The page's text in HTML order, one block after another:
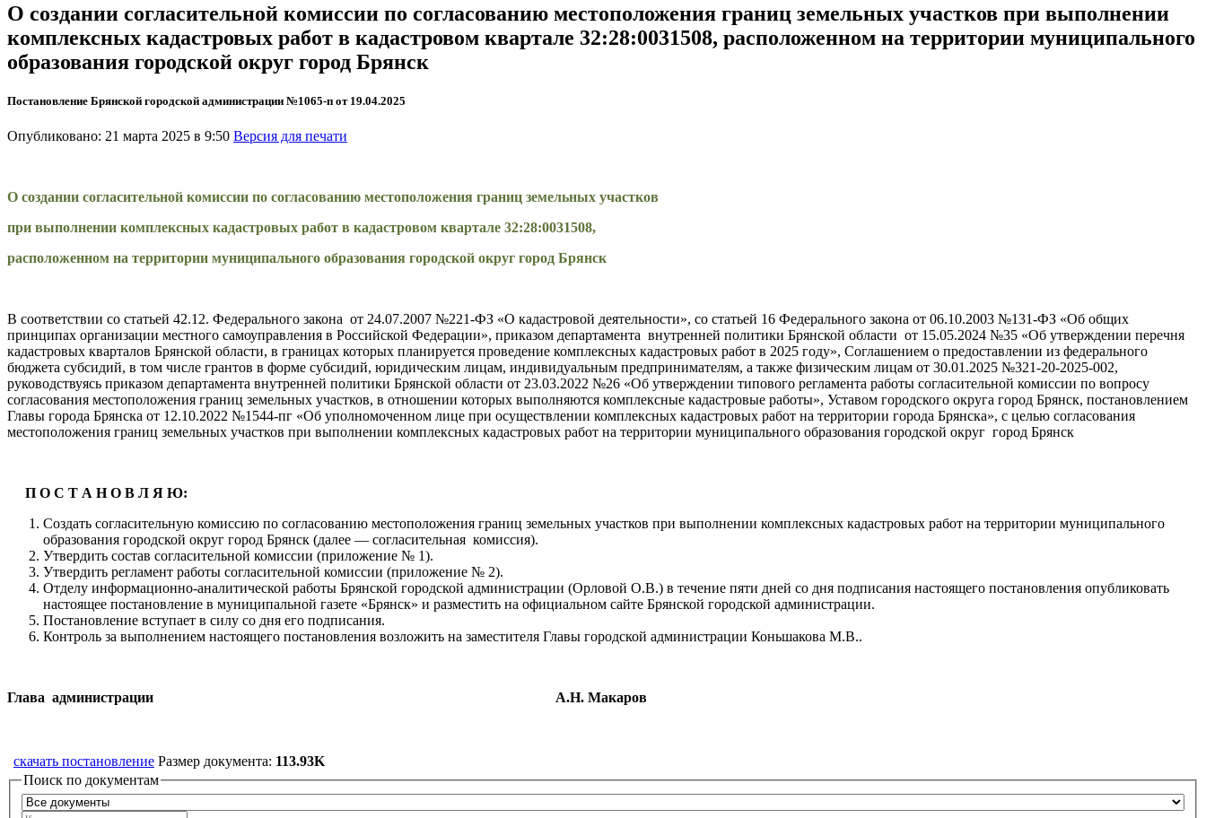
О создании согласительной комиссии по согласованию местоположения границ земельных участков при выполнении
комплексных кадастровых работ в кадастровом квартале 32:28:0031508, расположенном на территории муниципального
образования городской округ город Брянск
Постановление Брянской городской администрации №1065-п от 19.04.2025
Опубликовано: 21 марта 2025 в 9:50 Версия для печати
О создании согласительной комиссии по согласованию местоположения границ земельных участков
при выполнении комплексных кадастровых работ в кадастровом квартале 32:28:0031508,
расположенном на территории муниципального образования городской округ город Брянск
В соответствии со статьей 42.12. Федерального закона от 24.07.2007 №221-ФЗ «О кадастровой деятельности», со статьей 16 Федерального закона от 06.10.2003 №131-ФЗ «Об общих
принципах организации местного самоуправления в Российской Федерации», приказом департамента внутренней политики Брянской области от 15.05.2024 №35 «Об утверждении перечня
кадастровых кварталов Брянской области, в границах которых планируется проведение комплексных кадастровых работ в 2025 году», Соглашением о предоставлении из федерального
бюджета субсидий, в том числе грантов в форме субсидий, юридическим лицам, индивидуальным предпринимателям, а также физическим лицам от 30.01.2025 №321-20-2025-002,
руководствуясь приказом департамента внутренней политики Брянской области от 23.03.2022 №26 «Об утверждении типового регламента работы согласительной комиссии по вопросу
согласования местоположения границ земельных участков, в отношении которых выполняются комплексные кадастровые работы», Уставом городского округа город Брянск, постановлением
Главы города Брянска от 12.10.2022 №1544-пг «Об уполномоченном лице при осуществлении комплексных кадастровых работ на территории города Брянска», с целью согласования
местоположения границ земельных участков при выполнении комплексных кадастровых работ на территории муниципального образования городской округ город Брянск
П О С Т А Н О В Л Я Ю:
Создать согласительную комиссию по согласованию местоположения границ земельных участков при выполнении комплексных кадастровых работ на территории муниципального
образования городской округ город Брянск (далее — согласительная комиссия).
Утвердить состав согласительной комиссии (приложение № 1).
Утвердить регламент работы согласительной комиссии (приложение № 2).
Отделу информационно-аналитической работы Брянской городской администрации (Орловой О.В.) в течение пяти дней со дня подписания настоящего постановления опубликовать
настоящее постановление в муниципальной газете «Брянск» и разместить на официальном сайте Брянской городской администрации.
Постановление вступает в силу со дня его подписания.
Контроль за выполнением настоящего постановления возложить на заместителя Главы городской администрации Коньшакова М.В..
Глава администрации А.Н. Макаров
скачать постановление Размер документа: 113.93K
Поиск по документам